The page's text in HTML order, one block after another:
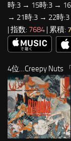
時:3 → 15時:3 →
→ 21時:3 → 22時
| 指数: 7684 | 累積:
4位…Creepy Nuts